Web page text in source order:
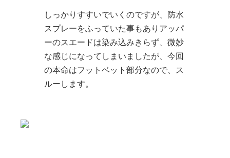
しっかりすすいでいくのですが、防水
スプレーをふっていた事もありアッパ
ーのスエードは染み込みきらず、微妙
な感じになってしまいましたが、今回
の本命はフットベット部分なので、ス
ルーします。